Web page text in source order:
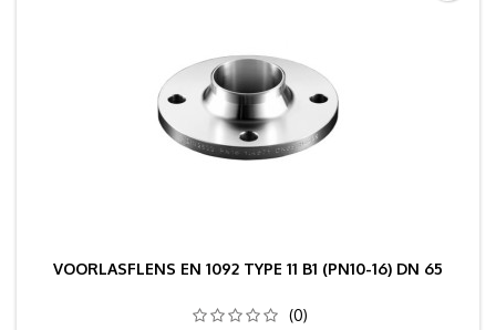
VOORLASFLENS EN 1092 TYPE 11 B1 (PN10-16) DN 65
(0)